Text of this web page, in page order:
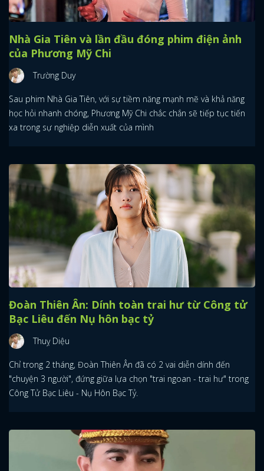
Nhà Gia Tiên và lần đầu đóng phim điện ảnh
của Phương Mỹ Chi
Trường Duy
Sau phim Nhà Gia Tiên, với sự tiềm năng mạnh mẽ và khả năng
học hỏi nhanh chóng, Phương Mỹ Chi chắc chắn sẽ tiếp tục tiến
xa trong sự nghiệp diễn xuất của mình
Đoàn Thiên Ân: Dính toàn trai hư từ Công tử
Bạc Liêu đến Nụ hôn bạc tỷ
Thuỵ Diệu
Chỉ trong 2 tháng, Đoàn Thiên Ân đã có 2 vai diễn dính đến
"chuyện 3 người", đứng giữa lựa chọn "trai ngoan - trai hư" trong
Công Tử Bạc Liêu - Nụ Hôn Bạc Tỷ.